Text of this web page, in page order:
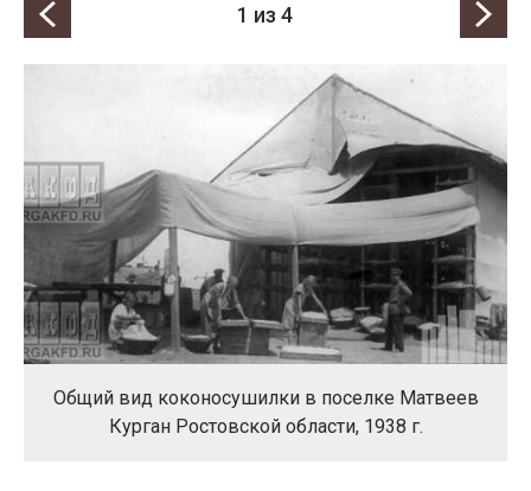
1 из 4
Общий вид коконосушилки в поселке Матвеев
Курган Ростовской области, 1938 г.